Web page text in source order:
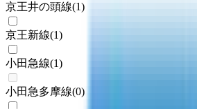
京王井の頭線(1)
京王新線(1)
小田急線(1)
小田急多摩線(0)